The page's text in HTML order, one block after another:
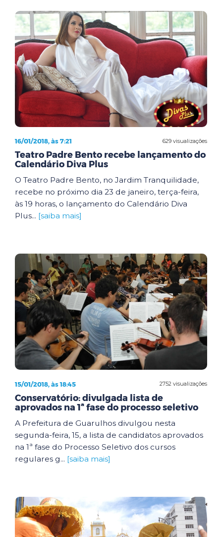
629 visualizações
16/01/2018, às 7:21
Teatro Padre Bento recebe lançamento do
Calendário Diva Plus
O Teatro Padre Bento, no Jardim Tranquilidade,
recebe no próximo dia 23 de janeiro, terça-feira,
às 19 horas, o lançamento do Calendário Diva
Plus... [saiba mais]
2752 visualizações
15/01/2018, às 18:45
Conservatório: divulgada lista de
aprovados na 1ª fase do processo seletivo
A Prefeitura de Guarulhos divulgou nesta
segunda-feira, 15, a lista de candidatos aprovados
na 1ª fase do Processo Seletivo dos cursos
regulares g... [saiba mais]